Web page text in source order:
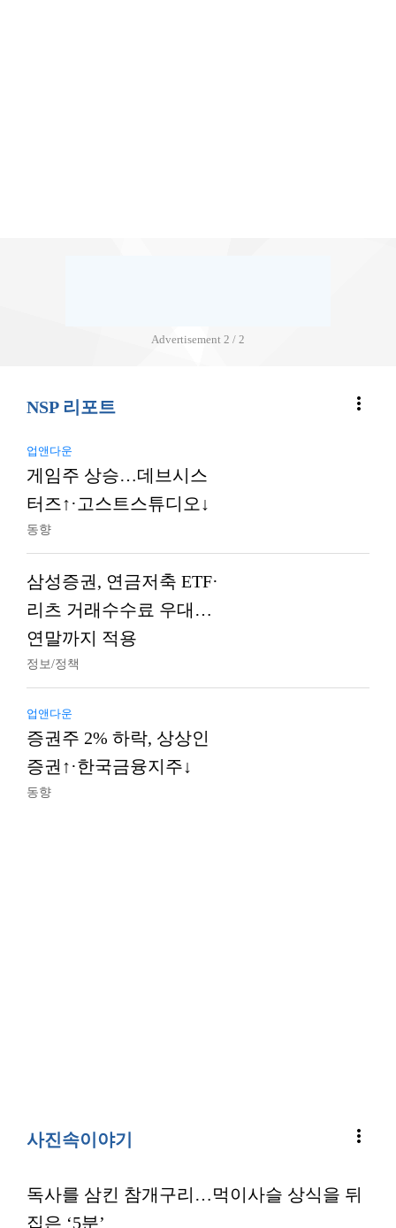
Advertisement 2 / 2
NSP 리포트 more_vert
업앤다운
게임주 상승…데브시스
터즈↑·고스트스튜디오↓
동향
삼성증권, 연금저축 ETF·
리츠 거래수수료 우대…
연말까지 적용
정보/정책
업앤다운
증권주 2% 하락, 상상인
증권↑·한국금융지주↓
동향
사진속이야기 more_vert
독사를 삼킨 참개구리…먹이사슬 상식을 뒤
집은 ‘5분’